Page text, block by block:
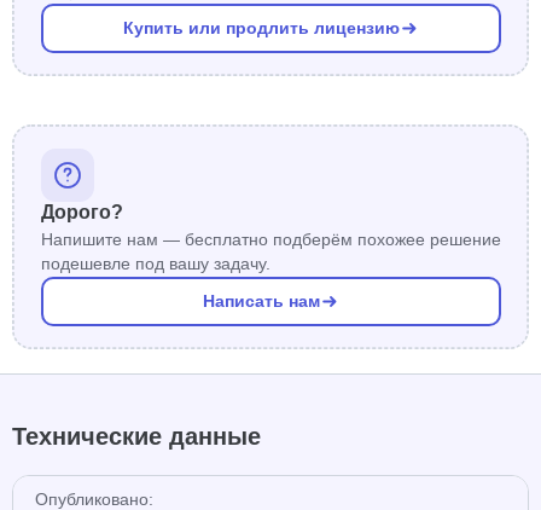
Купить или продлить лицензию
Дорого?
Напишите нам — бесплатно подберём похожее решение
подешевле под вашу задачу.
Написать нам
Технические данные
Опубликовано: